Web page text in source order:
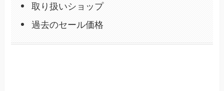
取り扱いショップ
過去のセール価格